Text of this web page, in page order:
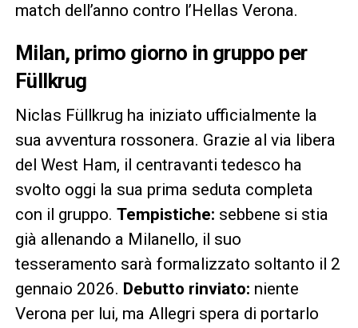
match dell’anno contro l’Hellas Verona.
Milan, primo giorno in gruppo per
Füllkrug
Niclas Füllkrug ha iniziato ufficialmente la
sua avventura rossonera. Grazie al via libera
del West Ham, il centravanti tedesco ha
svolto oggi la sua prima seduta completa
con il gruppo. Tempistiche: sebbene si stia
già allenando a Milanello, il suo
tesseramento sarà formalizzato soltanto il 2
gennaio 2026. Debutto rinviato: niente
Verona per lui, ma Allegri spera di portarlo